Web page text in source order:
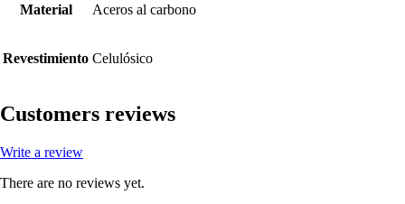
Material Aceros al carbono
Revestimiento Celulósico
Customers reviews
Write a review
There are no reviews yet.